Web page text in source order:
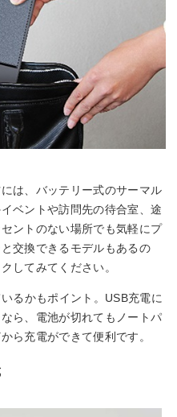
は、バッテリー式のサーマル
ベントや訪問先の待合室、途
ントのない場所でも気軽にプ
交換できるモデルもあるの
してみてください。
るかもポイント。USB充電に
ら、電池が切れてもノートパ
ら充電ができて便利です。